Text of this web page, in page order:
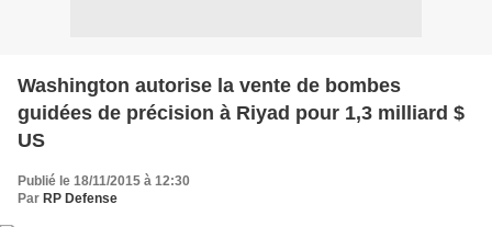
Washington autorise la vente de bombes
guidées de précision à Riyad pour 1,3 milliard $
US
Publié le 18/11/2015 à 12:30
Par RP Defense